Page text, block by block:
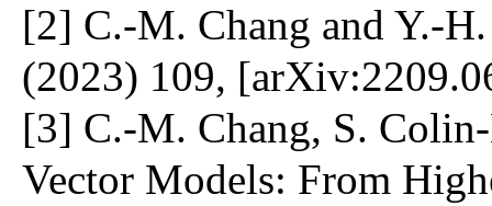
[2] C.-M. Chang and Y.-
(2023) 109,
[3] C.-M. Chang, S.
Vector Models: From